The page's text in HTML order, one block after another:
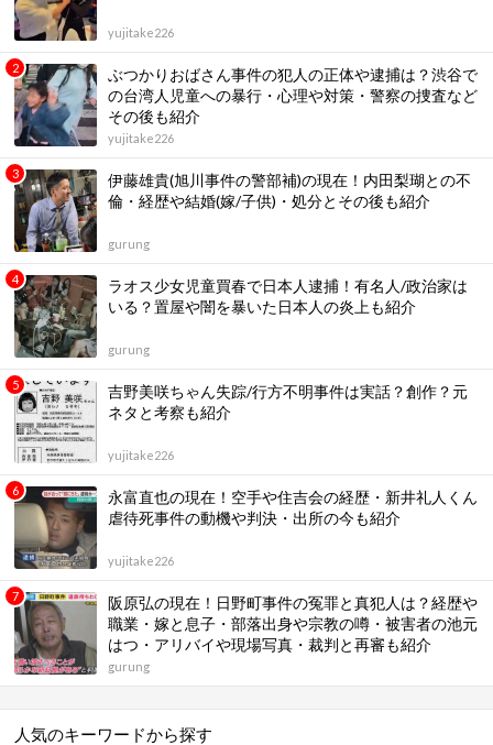
yujitake226
ぶつかりおばさん事件の犯人の正体や逮捕は？渋谷で
の台湾人児童への暴行・心理や対策・警察の捜査など
その後も紹介
yujitake226
伊藤雄貴(旭川事件の警部補)の現在！内田梨瑚との不
倫・経歴や結婚(嫁/子供)・処分とその後も紹介
gurung
ラオス少女児童買春で日本人逮捕！有名人/政治家は
いる？置屋や闇を暴いた日本人の炎上も紹介
gurung
吉野美咲ちゃん失踪/行方不明事件は実話？創作？元
ネタと考察も紹介
yujitake226
永富直也の現在！空手や住吉会の経歴・新井礼人くん
虐待死事件の動機や判決・出所の今も紹介
yujitake226
阪原弘の現在！日野町事件の冤罪と真犯人は？経歴や
職業・嫁と息子・部落出身や宗教の噂・被害者の池元
はつ・アリバイや現場写真・裁判と再審も紹介
gurung
人気のキーワードから探す